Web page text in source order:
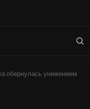
обернулась унижением